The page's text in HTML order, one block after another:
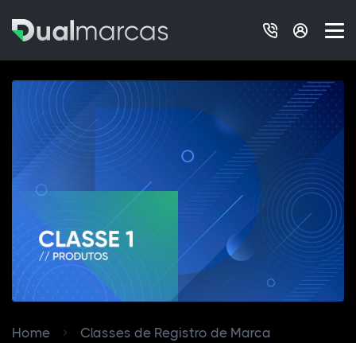
Home
Classes de Registro de Marca